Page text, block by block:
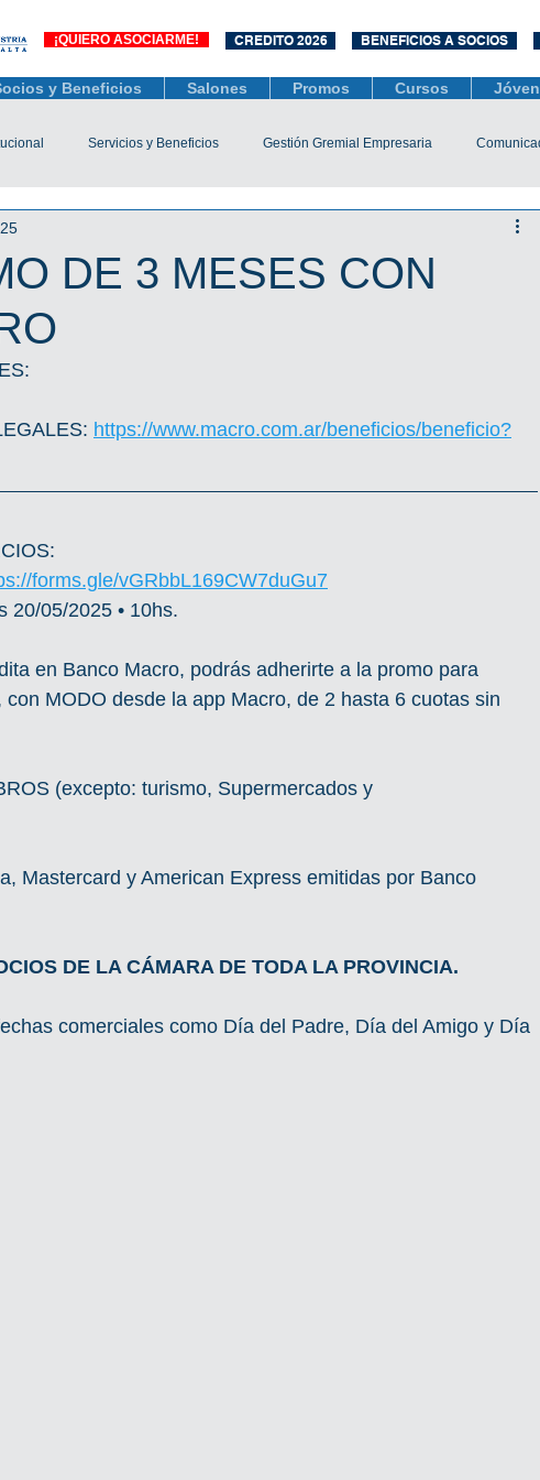
¡QUIERO ASOCIARME! CREDITO 2026 BENEFICIOS A SOCIOS
y Beneficios Salones Promos Cursos
Servicios y Beneficios Gestión Gremial Empresaria
Observatorio Económico
Mujeres Empresarias
DE 3 MESES CON
https://www.macro.com.ar/beneficios/beneficio?
forms.gle/vGRbbL169CW7duGu7
05/2025 • 10hs.
en Banco Macro, podrás adherirte a la promo para
MODO desde la app Macro, de 2 hasta 6 cuotas sin
(excepto: turismo, Supermercados y
Mastercard y American Express emitidas por Banco
DE LA CÁMARA DE TODA LA PROVINCIA.
comerciales como Día del Padre, Día del Amigo y Día